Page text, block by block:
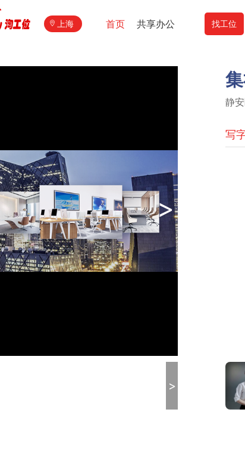
上海 首页 共享办公 找工位
>
>
静
写